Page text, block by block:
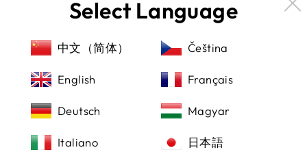
★★★★★
(Übersetzt von Google) Von hier aus eine
(Original)Purchased a beautiful watch from
Michael Manocchio
Select Language
中文（简体） Čeština
English Français
Deutsch Magyar
Italiano 日本語